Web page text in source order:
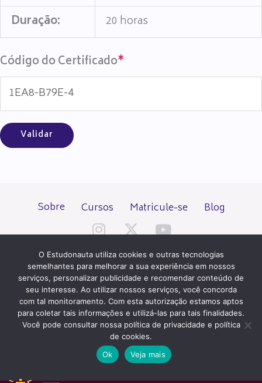
Duração: 20 horas
Código do Certificado*
Sobre Cursos Matricule-se Blog
Todos os direitos reservados desde 2000.
PATROCÍNIO E HOSPEDAGEM
O Estudonauta utiliza cookies e outras tecnologias
semelhantes para melhorar a sua experiência em nossos
serviços, personalizar publicidade e recomendar conteúdo de
seu interesse. Ao utilizar nossos serviços, você concorda
com tal monitoramento. Com esta autorização estamos aptos
para coletar tais informações e utilizá-las para tais finalidades.
Você pode consultar nossa política de privacidade e política
de cookies.
Ok
Veja mais